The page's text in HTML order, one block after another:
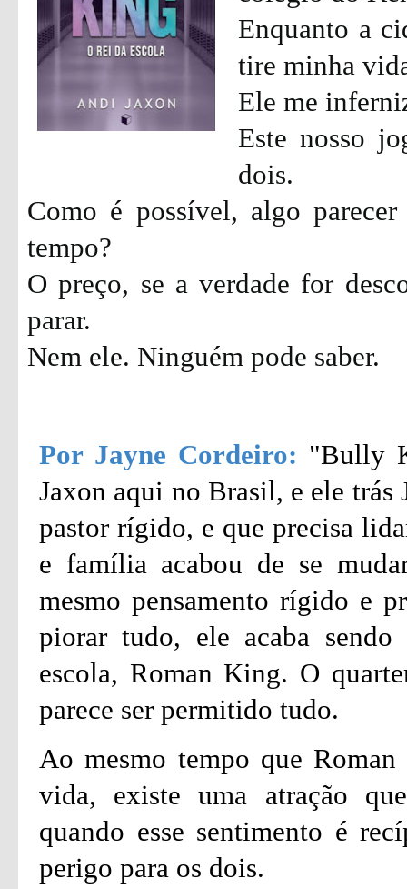
Enquanto a
tire minha
Ele me
Este nosso
dois.
Como é possível, algo
tempo?
O preço, se a verdade for
parar.
Nem ele. Ninguém pode saber.
Por Jayne Cordeiro: "Bully
Jaxon aqui no Brasil, e ele
pastor rígido, e que precisa
e família acabou de se
mesmo pensamento rígido e
piorar tudo, ele acaba
escola, Roman King. O
parece ser permitido tudo.
Ao mesmo tempo que
vida, existe uma atração
quando esse sentimento é
perigo para os dois.